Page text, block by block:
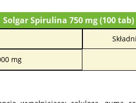
Solgar Spirulina 750 mg (100 tab)
mg